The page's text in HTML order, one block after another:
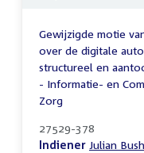
Gewijzigde motie
over de digitale
structureel en
- Informatie- en
Zorg
27529-378
Indiener Julian